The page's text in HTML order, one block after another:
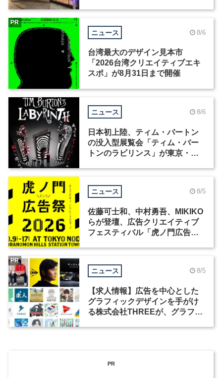
ニュース 8/6
台湾最大のデザイン見本市
「2026台湾クリエイティブエキ
スポ」が8月31日まで開催
PR
ニュース 8/6
日本初上陸、ティム・バートン
の没入型展覧会「ティム・バー
トンのラビリンス」が東京・豊
ニュース 8/5
佐藤可士和、中村勇吾、MIKIKO
らが登壇、広告クリエイティブ
フェスティバル「虎ノ門広告
ニュース 8/5
【求人情報】広告を中心とした
グラフィックデザインを手がけ
る株式会社THREEが、グラフィ
PR
PR